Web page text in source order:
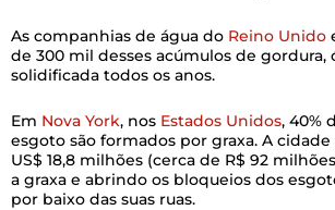
As companhias de água do Reino Unido
de 300 mil desses acúmulos de gordura,
solidificada todos os anos.
Em Nova York, nos Estados Unidos, 40%
esgoto são formados por graxa. A
US$ 18,8 milhões (cerca de R$ 92
a graxa e abrindo os bloqueios dos
por baixo das suas ruas.